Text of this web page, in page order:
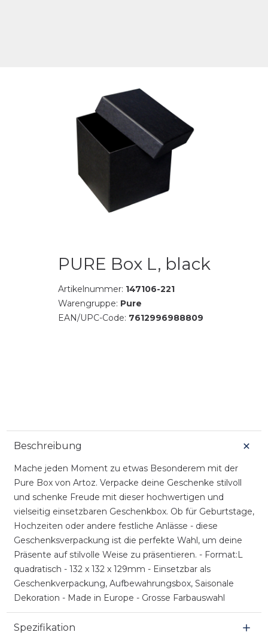
PURE Box L, black
Artikelnummer: 147106-221
Warengruppe: Pure
EAN/UPC-Code: 7612996988809
Beschreibung
Mache jeden Moment zu etwas Besonderem mit der
Pure Box von Artoz. Verpacke deine Geschenke stilvoll
und schenke Freude mit dieser hochwertigen und
vielseitig einsetzbaren Geschenkbox. Ob für Geburtstage,
Hochzeiten oder andere festliche Anlässe - diese
Geschenksverpackung ist die perfekte Wahl, um deine
Präsente auf stilvolle Weise zu präsentieren. - Format:L
quadratisch - 132 x 132 x 129mm - Einsetzbar als
Geschenkverpackung, Aufbewahrungsbox, Saisonale
Dekoration - Made in Europe - Grosse Farbauswahl
Spezifikation